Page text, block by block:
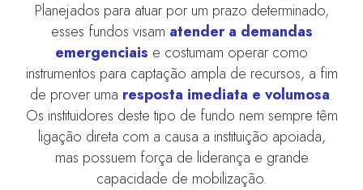
Planejados para atuar por um prazo determinado,
esses fundos visam atender a demandas
emergenciais e costumam operar como
instrumentos para captação ampla de recursos, a fim
de prover uma resposta imediata e volumosa.
Os instituidores deste tipo de fundo nem sempre têm
ligação direta com a causa a instituição apoiada,
mas possuem força de liderança e grande
capacidade de mobilização.